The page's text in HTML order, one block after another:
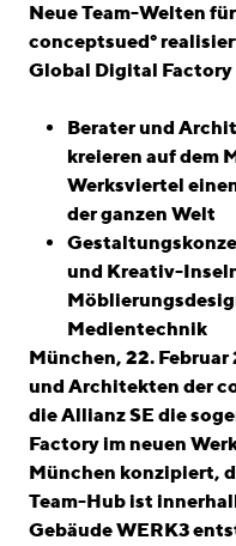
Neue Team-Welten
conceptsued°
Global Digital Factory
Berater und
kreieren auf dem
Werksviertel
der ganzen Welt
und Kreativ-
Medientechnik
München, 22. Februar
und Architekten der
die Allianz SE die
Factory im neuen
München konzipiert,
Team-Hub ist
Gebäude WERK3